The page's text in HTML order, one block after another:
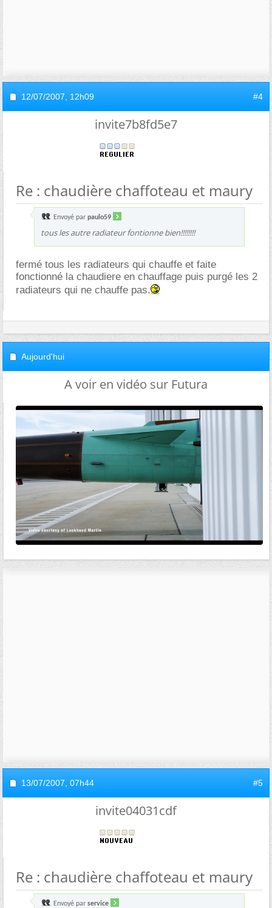
12/07/2007, 12h09 #4
invite7b8fd5e7
Re : chaudière chaffoteau et maury
Envoyé par paulo59
tous les autre radiateur fontionne bien!!!!!!!!
fermé tous les radiateurs qui chauffe et faite
fonctionné la chaudiere en chauffage puis purgé les 2
radiateurs qui ne chauffe pas.
Aujourd'hui
A voir en vidéo sur Futura
13/07/2007, 07h44 #5
invite04031cdf
Re : chaudière chaffoteau et maury
Envoyé par service